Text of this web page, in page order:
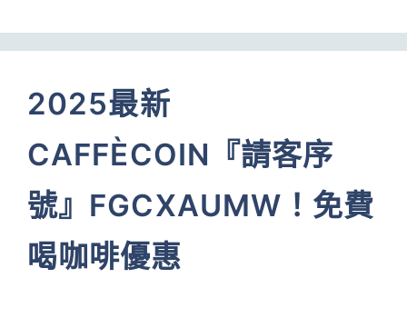
2025最新
CAFFÈCOIN『請客序
號』FGCXAUMW！免費
喝咖啡優惠